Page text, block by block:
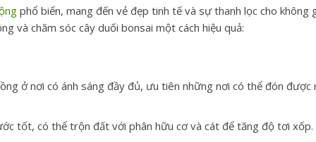
phổ biến, mang đến vẻ đẹp tinh tế và sự thanh lọc cho không
và chăm sóc cây duối bonsai một cách hiệu quả:
ở nơi có ánh sáng đầy đủ, ưu tiên những nơi có thể đón được
tốt, có thể trộn đất với phân hữu cơ và cát để tăng độ tơi xốp.